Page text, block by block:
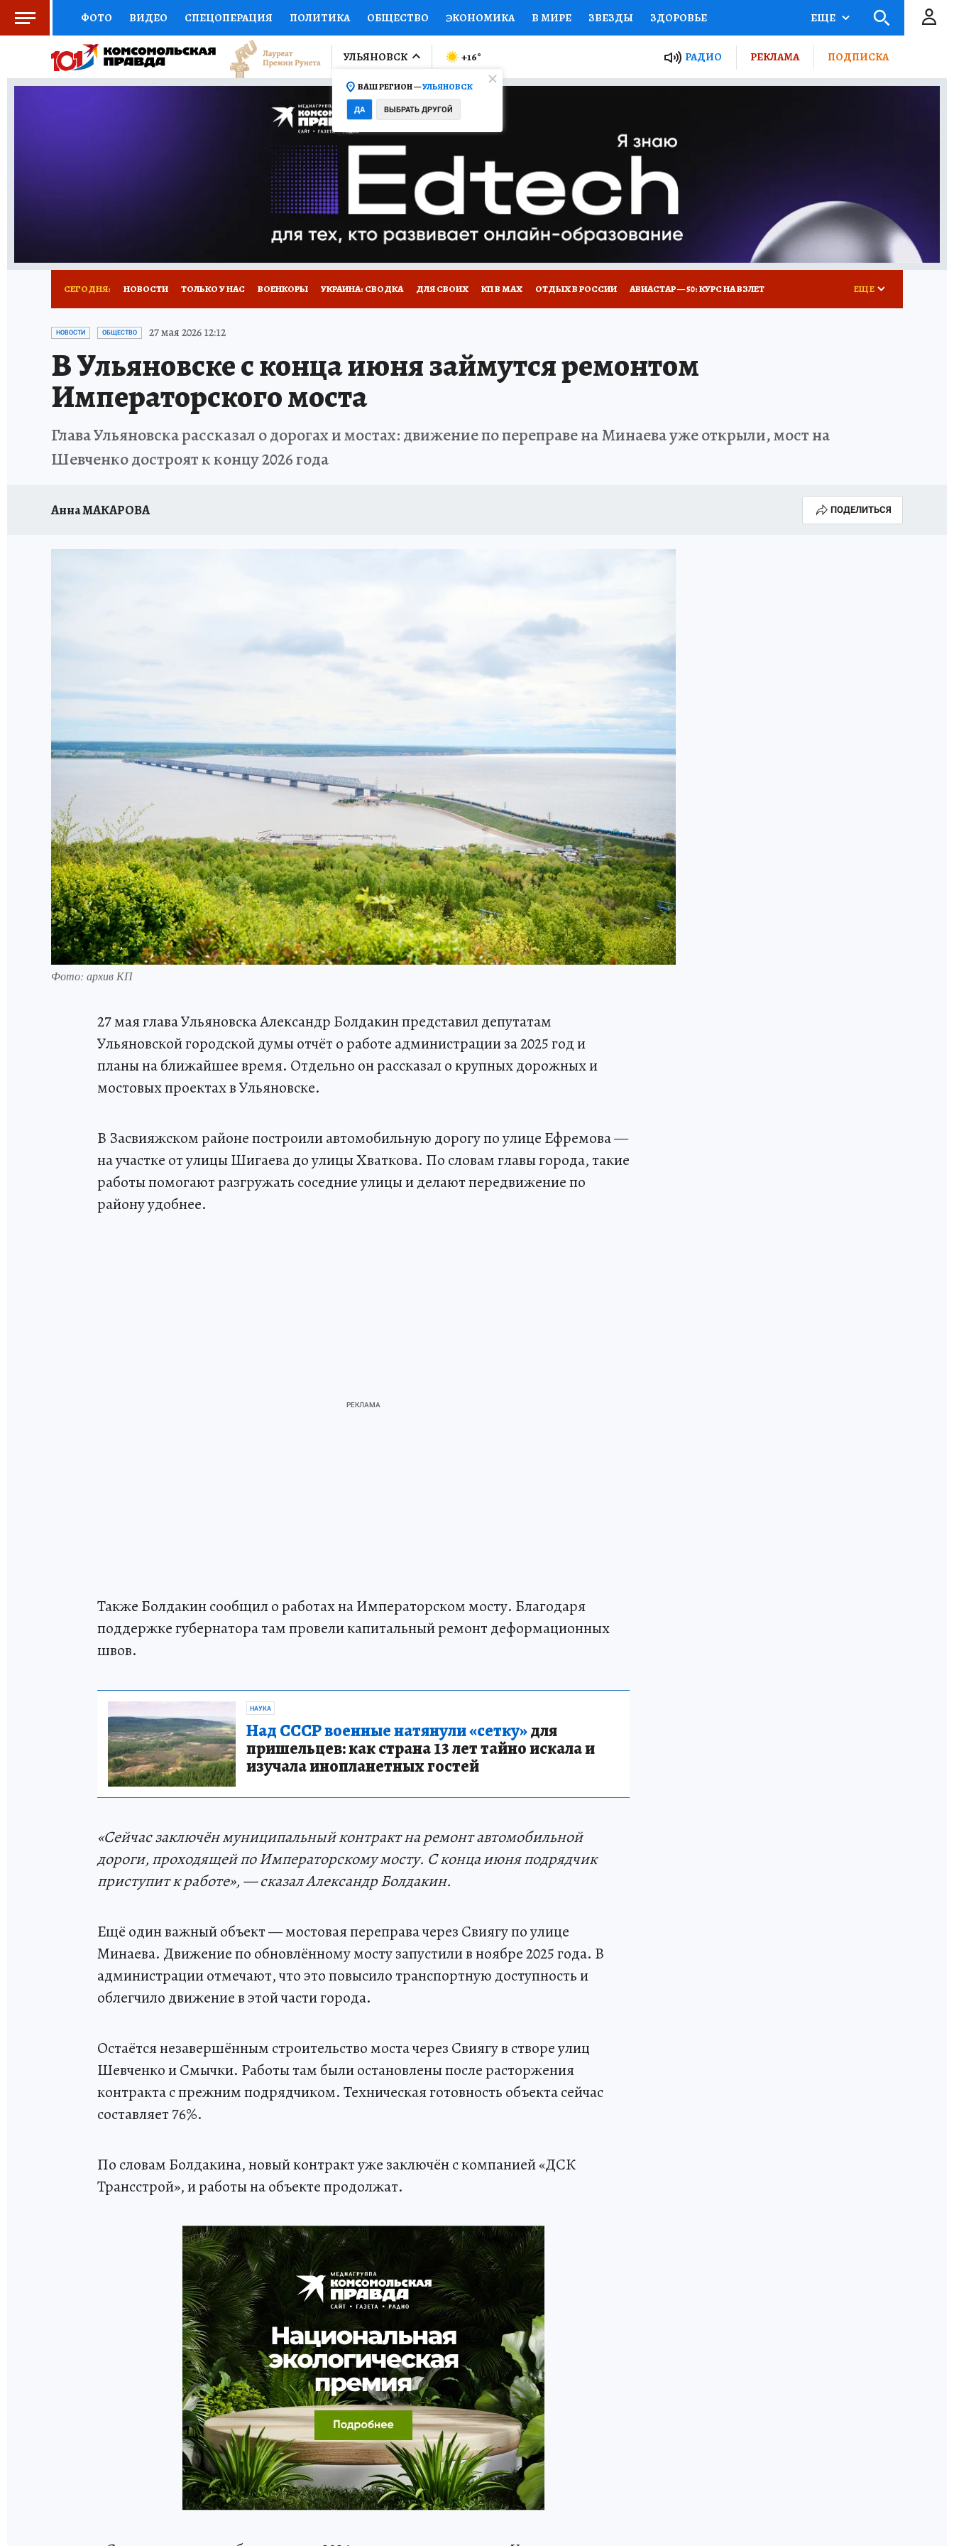
ФОТО ВИДЕО СПЕЦОПЕРАЦИЯ ПОЛИТИКА ОБЩЕСТВО ЭКОНОМИКА В МИРЕ ЗВЕЗДЫ ЗДОРОВЬЕ
СОЦПОДДЕРЖКА НАУКА СПОРТ КОЛУМНИСТЫ ПРОИСШЕСТВИЯ НАЦИОНАЛЬНЫЕ ПРОЕКТЫ РОССИИ
ВЫБОР ЭКСПЕРТОВ ДОКТОР ФИНАНСЫ ОТКРЫВАЕМ МИР Я ЗНАЮ СЕМЬЯ ЖЕНСКИЕ СЕКРЕТЫ ПУТЕВОДИТЕЛЬ
ПРОГНОЗЫ НА СПОРТ ПРОМОКОДЫ СЕРИАЛЫ
ТЕЛЕВИЗОР КОЛЛЕКЦИИ КОНКУРСЫ ГИД ПОТРЕБИТЕЛЯ
НОВОЕ НА САЙТЕ
ЕЩЕ
УЛЬЯНОВСК
ВАШ РЕГИОН —УЛЬЯНОВСК
ДА ВЫБРАТЬ ДРУГОЙ
+16° РАДИО РЕКЛАМА ПОДПИСКА
СЕГОДНЯ: НОВОСТИ ТОЛЬКО У НАС ВОЕНКОРЫ УКРАИНА: СВОДКА ДЛЯ СВОИХ КП В МАХ ОТДЫХ В РОССИИ АВИАСТАР — 50: КУРС НА ВЗЛЕТ
ЗАПОВЕДНАЯ РОССИЯ
ЕЩЕ
НОВОСТИ ОБЩЕСТВО 27 мая 2026 12:12
В Ульяновске с конца июня займутся ремонтом
Императорского моста
Глава Ульяновска рассказал о дорогах и мостах: движение по переправе на Минаева уже открыли, мост на
Шевченко достроят к концу 2026 года
Анна МАКАРОВА ПОДЕЛИТЬСЯ
Фото: архив КП
27 мая глава Ульяновска Александр Болдакин представил депутатам
Ульяновской городской думы отчёт о работе администрации за 2025 год и
планы на ближайшее время. Отдельно он рассказал о крупных дорожных и
мостовых проектах в Ульяновске.
В Засвияжском районе построили автомобильную дорогу по улице Ефремова —
на участке от улицы Шигаева до улицы Хваткова. По словам главы города, такие
работы помогают разгружать соседние улицы и делают передвижение по
району удобнее.
Также Болдакин сообщил о работах на Императорском мосту. Благодаря
поддержке губернатора там провели капитальный ремонт деформационных
швов.
НАУКА
Над СССР военные натянули «сетку»для
пришельцев: как страна 13 лет тайно искала и
изучала инопланетных гостей
«Сейчас заключён муниципальный контракт на ремонт автомобильной
дороги, проходящей по Императорскому мосту. С конца июня подрядчик
приступит к работе», — сказал Александр Болдакин.
Ещё один важный объект — мостовая переправа через Свиягу по улице
Минаева. Движение по обновлённому мосту запустили в ноябре 2025 года. В
администрации отмечают, что это повысило транспортную доступность и
облегчило движение в этой части города.
Остаётся незавершённым строительство моста через Свиягу в створе улиц
Шевченко и Смычки. Работы там были остановлены после расторжения
контракта с прежним подрядчиком. Техническая готовность объекта сейчас
составляет 76%.
По словам Болдакина, новый контракт уже заключён с компанией «ДСК
Трансстрой», и работы на объекте продолжат.